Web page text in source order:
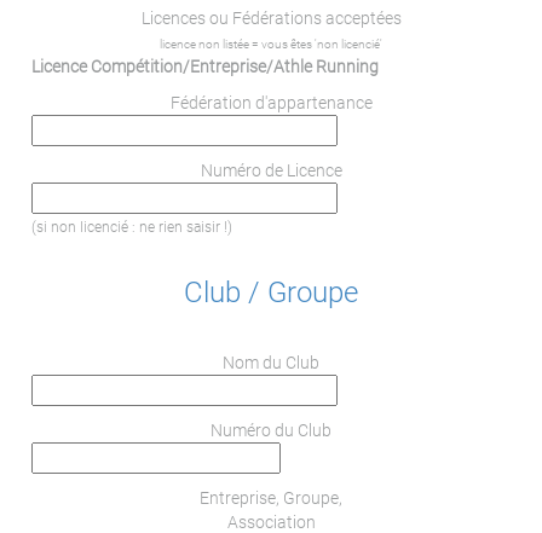
Licences ou Fédérations acceptées
licence non listée = vous êtes 'non licencié'
Licence Compétition/Entreprise/Athle Running
Fédération d'appartenance
Numéro de Licence
(si non licencié : ne rien saisir !)
Club / Groupe
Nom du Club
Numéro du Club
Entreprise, Groupe,
Association